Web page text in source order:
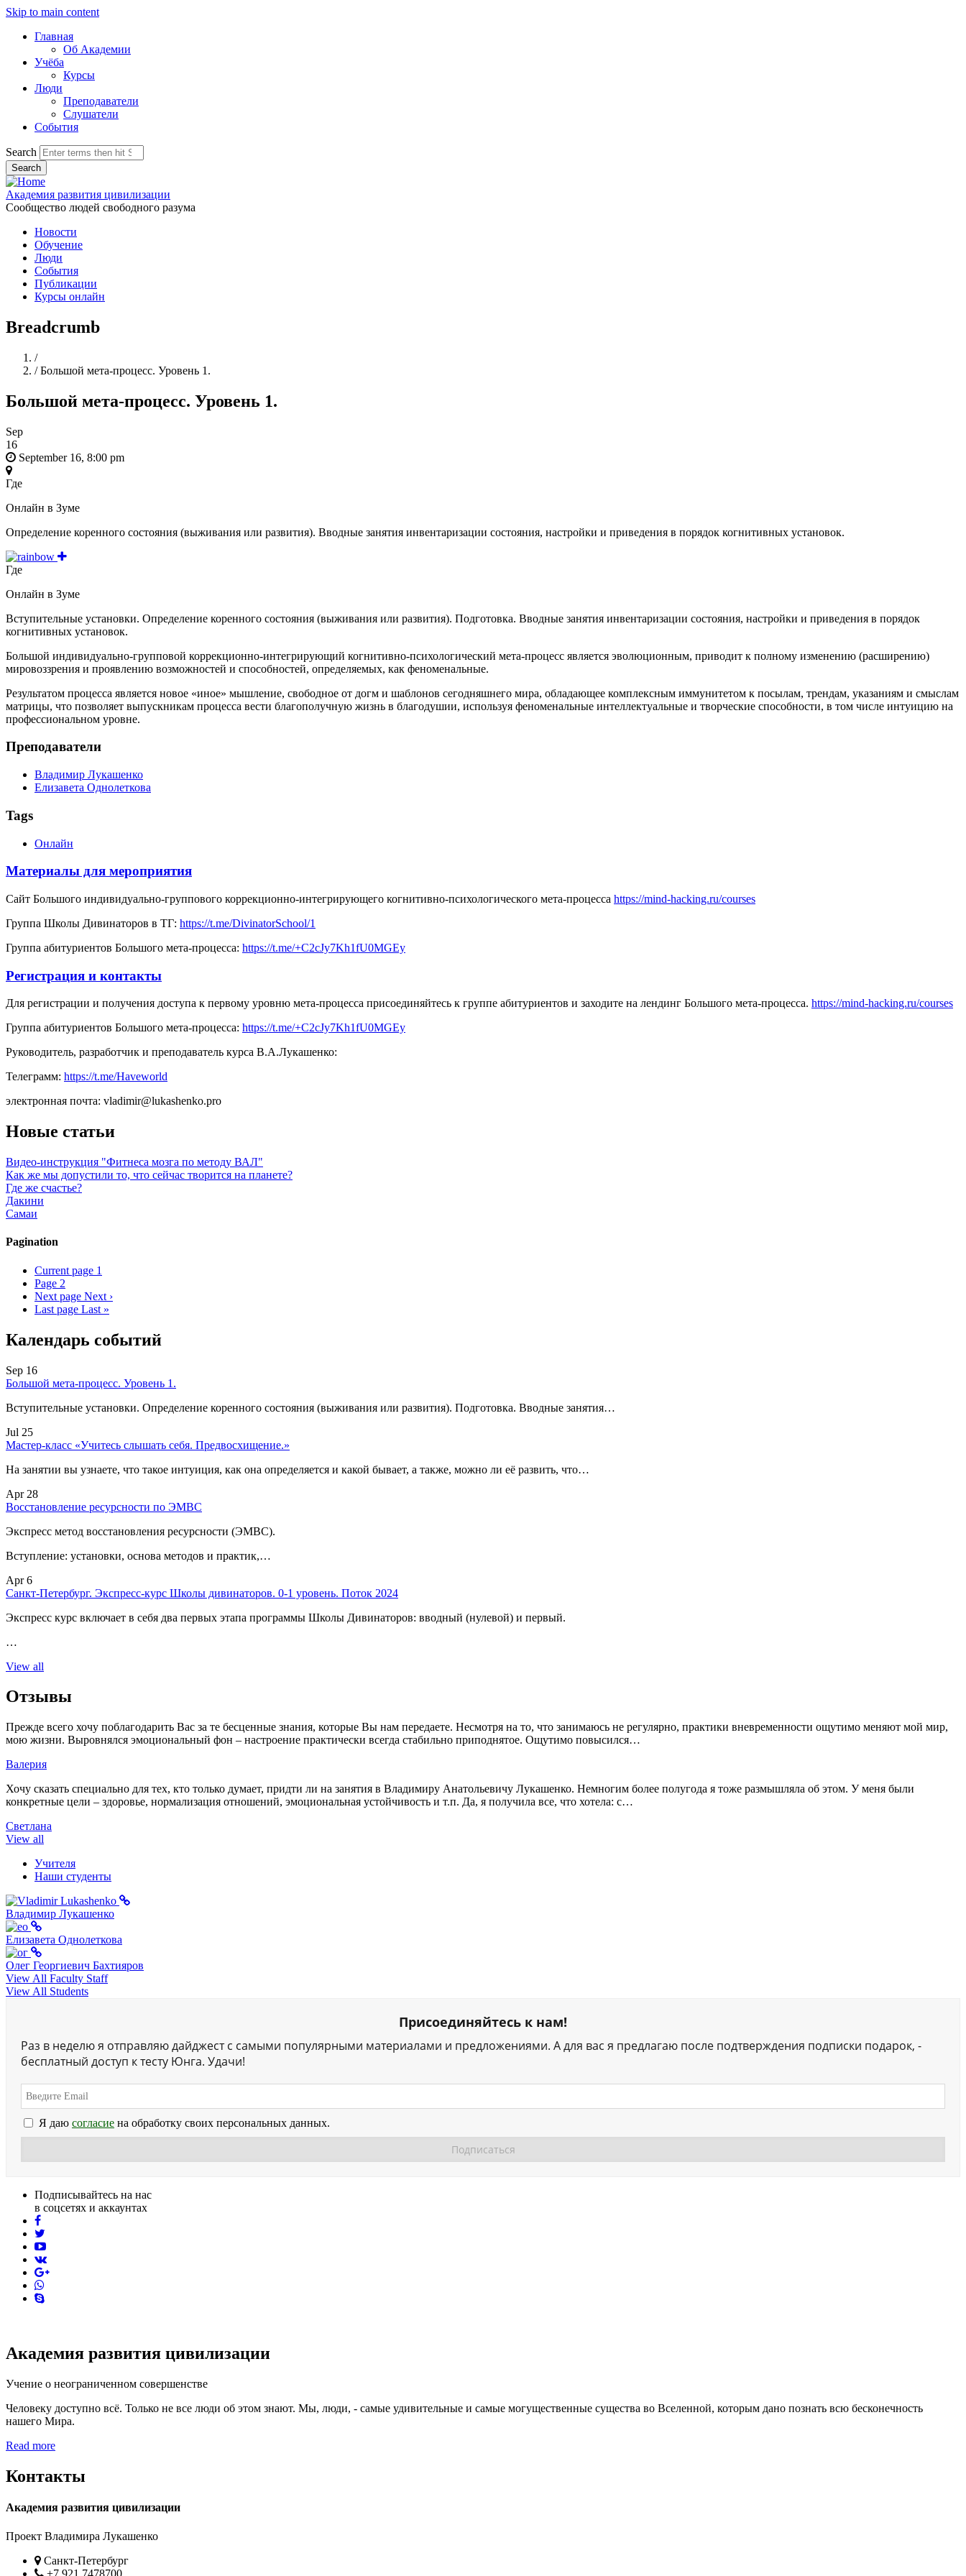
Skip to main content
Главная
Об Академии
Учёба
Курсы
Люди
Преподаватели
Слушатели
События
Search
Академия развития цивилизации
Сообщество людей свободного разума
Новости
Обучение
Люди
События
Публикации
Курсы онлайн
Breadcrumb
/Home
/ Большой мета-процесс. Уровень 1.
Большой мета-процесс. Уровень 1.
Sep
16
September 16, 8:00 pm
Где
Онлайн в Зуме
Определение коренного состояния (выживания или развития). Вводные занятия инвентаризации состояния, настройки и приведения в порядок когнитивных установок.
Где
Онлайн в Зуме
Вступительные установки. Определение коренного состояния (выживания или развития). Подготовка. Вводные занятия инвентаризации состояния, настройки и приведения в порядок
когнитивных установок.
Большой индивидуально-групповой коррекционно-интегрирующий когнитивно-психологический мета-процесс является эволюционным, приводит к полному изменению (расширению)
мировоззрения и проявлению возможностей и способностей, определяемых, как феноменальные.
Результатом процесса является новое «иное» мышление, свободное от догм и шаблонов сегодняшнего мира, обладающее комплексным иммунитетом к посылам, трендам, указаниям и смыслам
матрицы, что позволяет выпускникам процесса вести благополучную жизнь в благодушии, используя феноменальные интеллектуальные и творческие способности, в том числе интуицию на
профессиональном уровне.
Преподаватели
Владимир Лукашенко
Елизавета Однолеткова
Tags
Онлайн
Материалы для мероприятия
Сайт Большого индивидуально-группового коррекционно-интегрирующего когнитивно-психологического мета-процесса https://mind-hacking.ru/courses
Группа Школы Дивинаторов в ТГ: https://t.me/DivinatorSchool/1
Группа абитуриентов Большого мета-процесса: https://t.me/+C2cJy7Kh1fU0MGEy
Регистрация и контакты
Для регистрации и получения доступа к первому уровню мета-процесса присоединяйтесь к группе абитуриентов и заходите на лендинг Большого мета-процесса. https://mind-hacking.ru/courses
Группа абитуриентов Большого мета-процесса: https://t.me/+C2cJy7Kh1fU0MGEy
Руководитель, разработчик и преподаватель курса В.А.Лукашенко:
Телеграмм: https://t.me/Haveworld
электронная почта: vladimir@lukashenko.pro
Новые статьи
Видео-инструкция "Фитнеса мозга по методу ВАЛ"
Как же мы допустили то, что сейчас творится на планете?
Где же счастье?
Дакини
Самаи
Pagination
Current page 1
Page 2
Next page Next ›
Last page Last »
Календарь событий
Sep 16
Большой мета-процесс. Уровень 1.
Вступительные установки. Определение коренного состояния (выживания или развития). Подготовка. Вводные занятия…
Jul 25
Мастер-класс «Учитесь слышать себя. Предвосхищение.»
На занятии вы узнаете, что такое интуиция, как она определяется и какой бывает, а также, можно ли её развить, что…
Apr 28
Восстановление ресурсности по ЭМВС
Экспресс метод восстановления ресурсности (ЭМВС).
Вступление: установки, основа методов и практик,…
Apr 6
Санкт-Петербург. Экспресс-курс Школы дивинаторов. 0-1 уровень. Поток 2024
Экспресс курс включает в себя два первых этапа программы Школы Дивинаторов: вводный (нулевой) и первый.
…
View all
Отзывы
Прежде всего хочу поблагодарить Вас за те бесценные знания, которые Вы нам передаете. Несмотря на то, что занимаюсь не регулярно, практики вневременности ощутимо меняют мой мир,
мою жизни. Выровнялся эмоциональный фон – настроение практически всегда стабильно приподнятое. Ощутимо повысился…
Валерия
Хочу сказать специально для тех, кто только думает, придти ли на занятия в Владимиру Анатольевичу Лукашенко. Немногим более полугода я тоже размышляла об этом. У меня были
конкретные цели – здоровье, нормализация отношений, эмоциональная устойчивость и т.п. Да, я получила все, что хотела: с…
Светлана
View all
Учителя
Наши студенты
Владимир Лукашенко
Елизавета Однолеткова
Олег Георгиевич Бахтияров
View All Faculty Staff
View All Students
Присоединяйтесь к нам!
Раз в неделю я отправляю дайджест с самыми популярными материалами и предложениями. А для вас я предлагаю после подтверждения подписки подарок, -
бесплатный доступ к тесту Юнга. Удачи!
Я даю согласие на обработку своих персональных данных.
Подписывайтесь на нас
в соцсетях и аккаунтах
facebook
youtube
vk
skype
Академия развития цивилизации
Учение о неограниченном совершенстве
Человеку доступно всё. Только не все люди об этом знают. Мы, люди, - самые удивительные и самые могущественные существа во Вселенной, которым дано познать всю бесконечность
нашего Мира.
Read more
Контакты
Академия развития цивилизации
Проект Владимира Лукашенко
Location
Санкт-Петербург
Phone
+7 921 7478700